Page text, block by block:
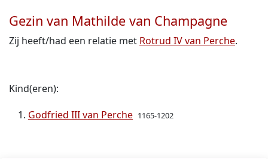
Gezin van Mathilde van Champagne
Zij heeft/had een relatie met Rotrud IV van Perche.
Kind(eren):
Godfried III van Perche 1165-1202